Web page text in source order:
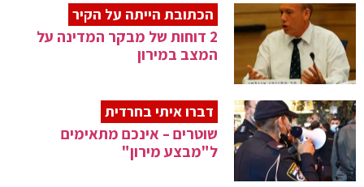
הכתובת הייתה על הקיר
2 דוחות של מבקר המדינה על
המצב במירון
דברו איתי בחרדית
שוטרים – אינכם מתאימים
ל"מבצע מירון"